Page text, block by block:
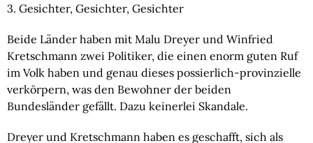
3. Gesichter, Gesichter, Gesichter
Beide Länder haben mit Malu Dreyer und Winfried
Kretschmann zwei Politiker, die einen enorm guten Ruf
im Volk haben und genau dieses possierlich-provinzielle
verkörpern, was den Bewohner der beiden
Bundesländer gefällt. Dazu keinerlei Skandale.
Dreyer und Kretschmann haben es geschafft, sich als